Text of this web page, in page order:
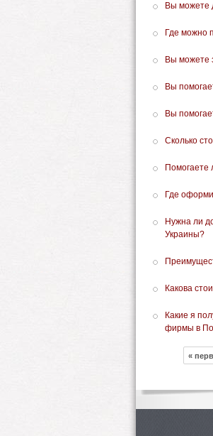
Вы можете
Где можно
Вы можете
Вы
Вы
Сколько
Помогаете
Где
Нужна ли
Украины?
Какова
Какие я
фирмы в
«